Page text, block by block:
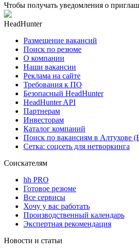
Чтобы получать уведомления о
HeadHunter
Размещение вакансий
Поиск по резюме
О компании
Наши вакансии
Реклама на сайте
Требования к ПО
Безопасный HeadHunter
HeadHunter API
Партнерам
Инвесторам
Каталог компаний
Поиск по вакансиям в Алтухове
Сетка: соцсеть для нетворкинга
Соискателям
hh PRO
Готовое резюме
Все сервисы
Хочу у вас работать
Производственный календарь
Экспертная рекомендация
Новости и статьи